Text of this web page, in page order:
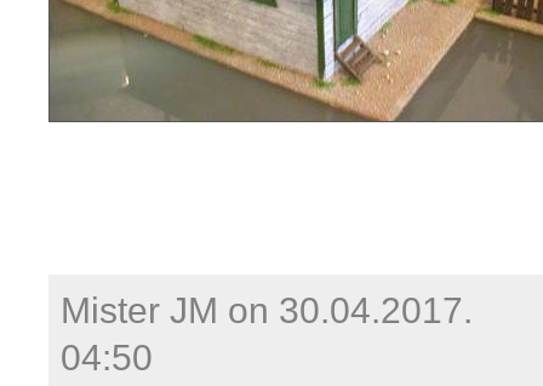
Mister JM on 30.04.2017.
04:50